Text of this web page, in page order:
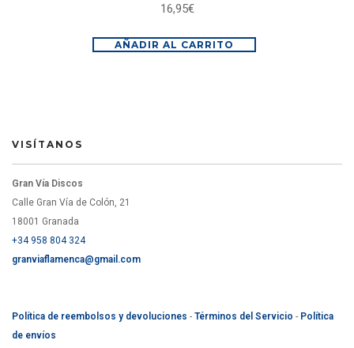
16,95€
AÑADIR AL CARRITO
VISÍTANOS
Gran Vía Discos
Calle Gran Vía de Colón, 21
18001 Granada
+34 958 804 324
granviaflamenca@gmail.com
Política de reembolsos y devoluciones - Términos del Servicio - Política
de envíos